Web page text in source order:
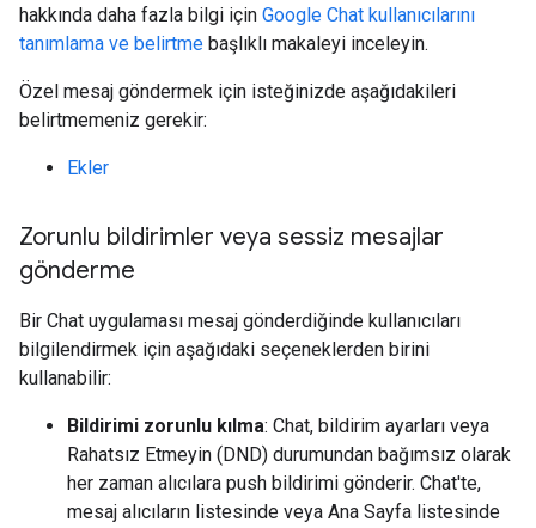
hakkında daha fazla bilgi için Google Chat kullanıcılarını
tanımlama ve belirtme başlıklı makaleyi inceleyin.
Özel mesaj göndermek için isteğinizde aşağıdakileri
belirtmemeniz gerekir:
Ekler
Zorunlu bildirimler veya sessiz mesajlar
gönderme
Bir Chat uygulaması mesaj gönderdiğinde kullanıcıları
bilgilendirmek için aşağıdaki seçeneklerden birini
kullanabilir:
Bildirimi zorunlu kılma: Chat, bildirim ayarları veya
Rahatsız Etmeyin (DND) durumundan bağımsız olarak
her zaman alıcılara push bildirimi gönderir. Chat'te,
mesaj alıcıların listesinde veya Ana Sayfa listesinde